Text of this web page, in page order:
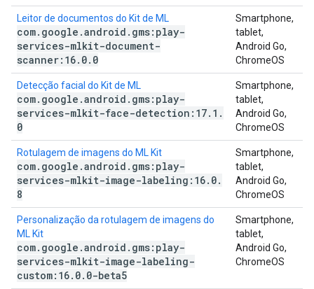
Leitor de documentos do Kit de ML
com. google .android . gms:play-
services-mlkit-document-
scanner:16. 0. 0
Smartphone,
tablet,
Android Go,
ChromeOS
Detecção facial do Kit de ML
com. google .android . gms:play-
services-mlkit-face-detection:17. 1 .
0
Smartphone,
tablet,
Android Go,
ChromeOS
Rotulagem de imagens do ML Kit
com. google .android . gms:play-
services-mlkit-image-labeling:16. 0.
8
Smartphone,
tablet,
Android Go,
ChromeOS
Personalização da rotulagem de imagens do
ML Kit
com. google .android . gms:play-
services-mlkit-image-labeling-
custom:16. 0. 0-beta5
Smartphone,
tablet,
Android Go,
ChromeOS